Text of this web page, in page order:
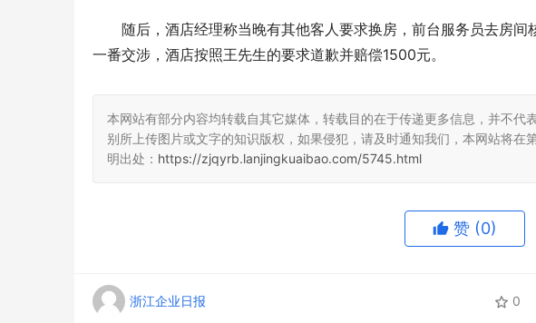
随后，酒店经理称当晚有其他客人要求换房，前台服务员去房
一番交涉，酒店按照王先生的要求道歉并赔偿1500元。
本网站有部分内容均转载自其它媒体，转载目的在于传递更多信息，并不代
别所上传图片或文字的知识版权，如果侵犯，请及时通知我们，本网站将在
明出处： https://zjqyrb.lanjingkuaibao.com/5745.html
赞 (0)
浙江企业日报 0